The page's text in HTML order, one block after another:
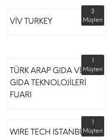
VİV TURKEY
3
Müşteri
TÜRK ARAP GIDA VE
GIDA TEKNOLOJİLERİ
FUARI
1
Müşteri
WIRE TECH ISTANBUL
1
Müşteri